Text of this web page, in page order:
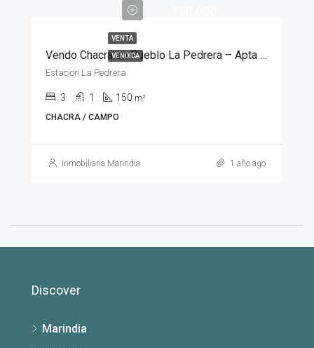
VENTA
VENDIDA Vendo Chacra en Pueblo La Pedrera – Apta para banco.
Estacion La Pedrera
3 1 150 m²
CHACRA / CAMPO
Inmobiliaria Marindia 1 año ago
Discover
Marindia